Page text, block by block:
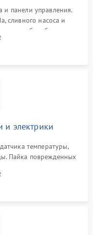
и панели управления.
сливного насоса и
барабана и
люка на разрывы.
и электрики
температуры,
Пайка поврежденных
и контактов.